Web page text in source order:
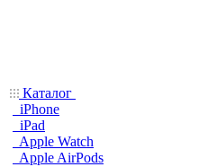
Каталог
iPhone
iPad
Apple Watch
Apple AirPods